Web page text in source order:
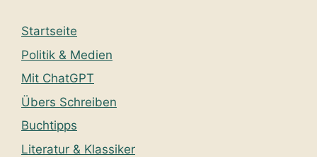
Startseite
Politik & Medien
Mit ChatGPT
Übers Schreiben
Buchtipps
Literatur & Klassiker